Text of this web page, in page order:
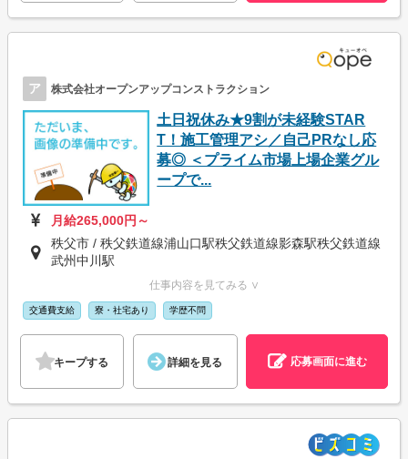
ア 株式会社オープンアップコンストラクション
土日祝休み★9割が未経験STAR
T！施工管理アシ／自己PRなし応
募◎ ＜プライム市場上場企業グル
ープで...
月給265,000円～
秩父市 / 秩父鉄道線浦山口駅秩父鉄道線影森駅秩父鉄道線
武州中川駅
仕事内容を見てみる ∨
交通費支給 寮・社宅あり 学歴不問
キープする 詳細を見る 応募画面に進む